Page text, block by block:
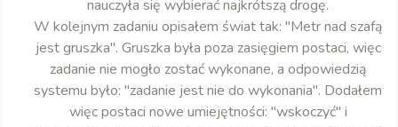
nauczyła się wybierać najkrótszą drogę.
W kolejnym zadaniu opisałem świat tak: "Metr nad szafą
jest gruszka". Gruszka była poza zasięgiem postaci, więc
zadanie nie mogło zostać wykonane, a odpowiedzią
systemu było: "zadanie jest nie do wykonania". Dodałem
więc postaci nowe umiejętności: "wskoczyć" i